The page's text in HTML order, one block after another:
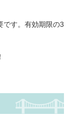
です。有効期限の3